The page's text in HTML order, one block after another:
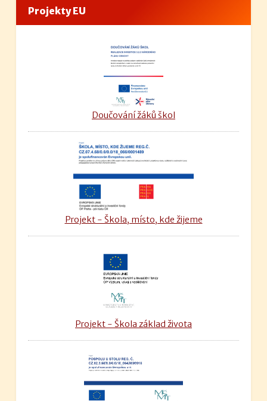
Projekty EU
Doučování žáků škol
Projekt - Škola, místo, kde žijeme
Projekt - Škola základ života